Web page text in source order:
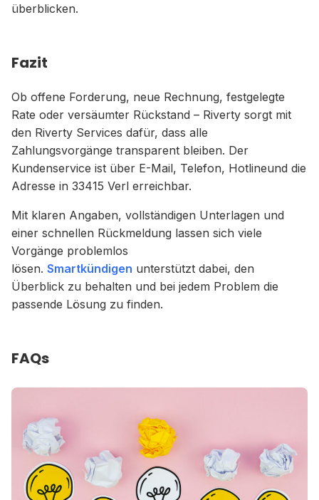
überblicken.
Fazit
Ob offene Forderung, neue Rechnung, festgelegte
Rate oder versäumter Rückstand – Riverty sorgt mit
den Riverty Services dafür, dass alle
Zahlungsvorgänge transparent bleiben. Der
Kundenservice ist über E-Mail, Telefon, Hotlineund die
Adresse in 33415 Verl erreichbar.
Mit klaren Angaben, vollständigen Unterlagen und
einer schnellen Rückmeldung lassen sich viele
Vorgänge problemlos
lösen. Smartkündigen unterstützt dabei, den
Überblick zu behalten und bei jedem Problem die
passende Lösung zu finden.
FAQs